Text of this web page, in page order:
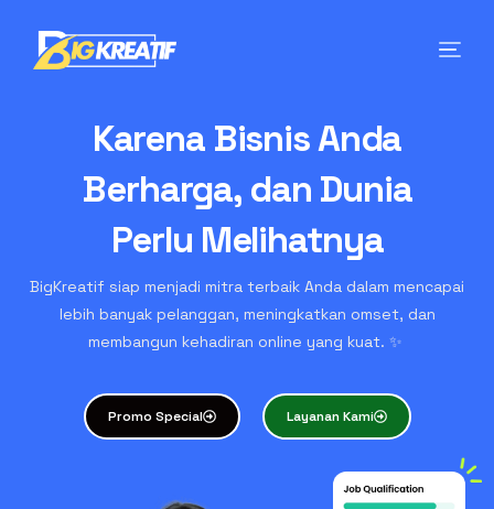
Karena Bisnis Anda
Berharga, dan Dunia
Perlu Melihatnya
BigKreatif siap menjadi mitra terbaik Anda dalam mencapai
lebih banyak pelanggan, meningkatkan omset, dan
membangun kehadiran online yang kuat. ✨
Promo Special Layanan Kami